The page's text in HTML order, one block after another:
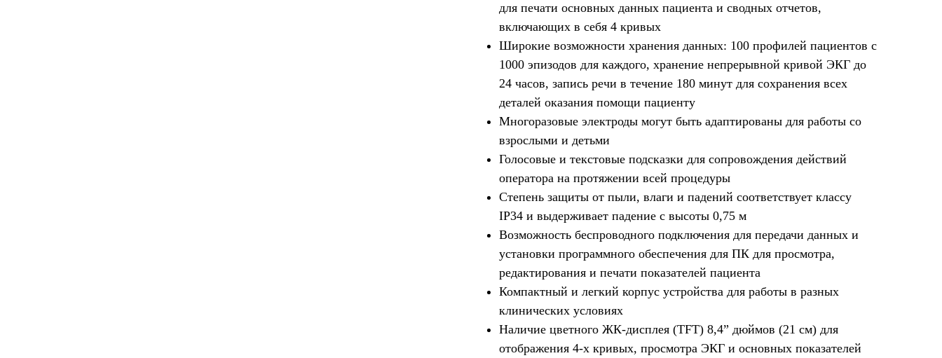
для печати основных данных пациента и сводных отчетов,
включающих в себя 4 кривых
Широкие возможности хранения данных: 100 профилей пациентов с
1000 эпизодов для каждого, хранение непрерывной кривой ЭКГ до
24 часов, запись речи в течение 180 минут для сохранения всех
деталей оказания помощи пациенту
Многоразовые электроды могут быть адаптированы для работы со
взрослыми и детьми
Голосовые и текстовые подсказки для сопровождения действий
оператора на протяжении всей процедуры
Степень защиты от пыли, влаги и падений соответствует классу
IP34 и выдерживает падение с высоты 0,75 м
Возможность беспроводного подключения для передачи данных и
установки программного обеспечения для ПК для просмотра,
редактирования и печати показателей пациента
Компактный и легкий корпус устройства для работы в разных
клинических условиях
Наличие цветного ЖК-дисплея (TFT) 8,4” дюймов (21 см) для
отображения 4-х кривых, просмотра ЭКГ и основных показателей